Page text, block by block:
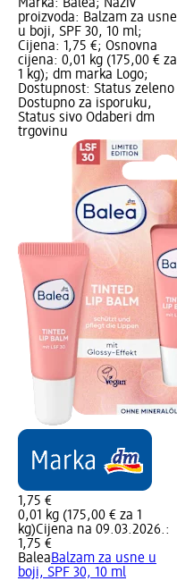
Marka: Balea; Naziv
proizvoda: Balzam za usne
u boji, SPF 30, 10 ml;
Cijena: 1,75 €; Osnovna
cijena: 0,01 kg (175,00 € za
1 kg); dm marka Logo;
Dostupnost: Status zeleno
Dostupno za isporuku,
Status sivo Odaberi dm
trgovinu
1,75 €
0,01 kg (175,00 € za 1
kg)Cijena na 09.03.2026.:
1,75 €
BaleaBalzam za usne u
boji, SPF 30, 10 ml